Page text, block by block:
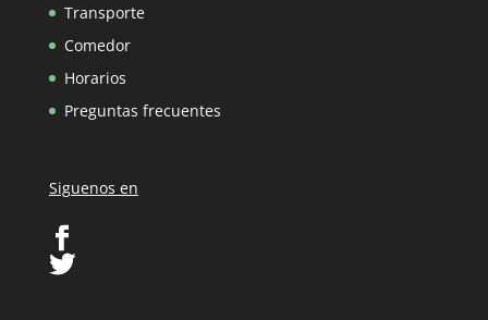
Transporte
Comedor
Horarios
Preguntas frecuentes
Siguenos en